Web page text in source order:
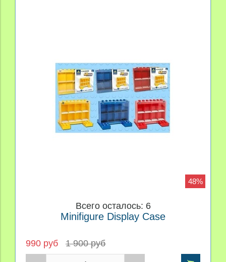
48%
Всего осталось: 6
Minifigure Display Case
990 руб 1 900 руб